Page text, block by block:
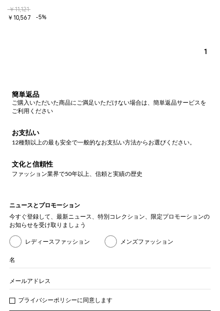
￥11,121
￥10,567
-5%
1
簡単返品
ご購入いただいた商品にご満足いただけない場合は、簡単返品サービスを
ご利用ください
お支払い
12種類以上の最も安全で一般的なお支払い方法からお選びください。
文化と信頼性
ファッション業界で50年以上、信頼と実績の歴史
ニュースとプロモーション
今すぐ登録して、最新ニュース、特別コレクション、限定プロモーションの
お知らせを受け取りましょう
レディースファッション メンズファッション
名
メールアドレス
プライバシーポリシーに同意します